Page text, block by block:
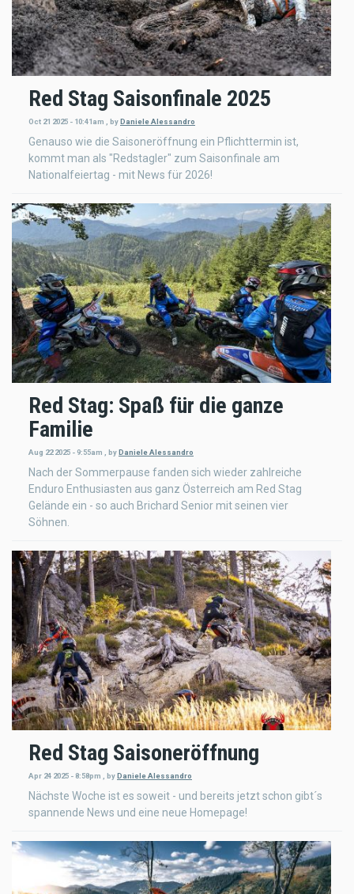
Red Stag Saisonfinale 2025
Oct 21 2025 - 10:41am byDaniele Alessandro
Genauso wie die Saisoneröffnung ein Pflichttermin ist,
kommt man als "Redstagler" zum Saisonfinale am
Nationalfeiertag - mit News für 2026!
Red Stag: Spaß für die ganze
Familie
Aug 22 2025 - 9:55am byDaniele Alessandro
Nach der Sommerpause fanden sich wieder zahlreiche
Enduro Enthusiasten aus ganz Österreich am Red Stag
Gelände ein - so auch Brichard Senior mit seinen vier
Söhnen.
Red Stag Saisoneröffnung
Apr 24 2025 - 8:58pm byDaniele Alessandro
Nächste Woche ist es soweit - und bereits jetzt schon gibt´s
spannende News und eine neue Homepage!